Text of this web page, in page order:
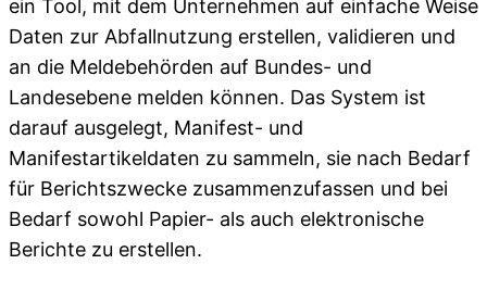
ein Tool, mit dem Unternehmen auf einfache Weise
Daten zur Abfallnutzung erstellen, validieren und
an die Meldebehörden auf Bundes- und
Landesebene melden können. Das System ist
darauf ausgelegt, Manifest- und
Manifestartikeldaten zu sammeln, sie nach Bedarf
für Berichtszwecke zusammenzufassen und bei
Bedarf sowohl Papier- als auch elektronische
Berichte zu erstellen.